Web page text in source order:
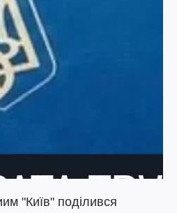
"Київ" поділився